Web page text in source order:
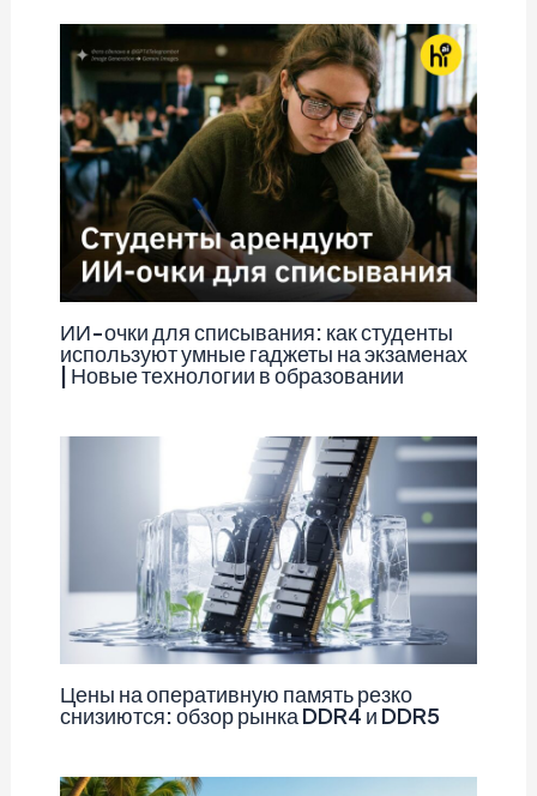
ИИ-очки для списывания: как студенты
используют умные гаджеты на экзаменах
| Новые технологии в образовании
Цены на оперативную память резко
снизиются: обзор рынка DDR4 и DDR5